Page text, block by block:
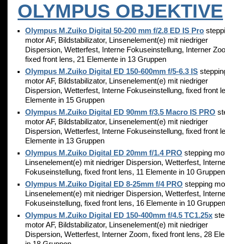
OLYMPUS OBJEKTIVE
Olympus M.Zuiko Digital 50-200 mm f/2.8 ED IS Pro
motor AF, Bildstabilizator, Linsenelement(e) mit niedriger
Dispersion, Wetterfest, Interne Fokuseinstellung, Interner
fixed front lens, 21 Elemente in 13 Gruppen
Olympus M.Zuiko Digital ED 150-600mm f/5-6.3 IS
motor AF, Bildstabilizator, Linsenelement(e) mit niedriger
Dispersion, Wetterfest, Interne Fokuseinstellung, fixed front
Elemente in 15 Gruppen
Olympus M.Zuiko Digital ED 90mm f/3.5 Macro IS PRO
motor AF, Bildstabilizator, Linsenelement(e) mit niedriger
Dispersion, Wetterfest, Interne Fokuseinstellung, fixed front
Elemente in 13 Gruppen
Olympus M.Zuiko Digital ED 20mm f/1.4 PRO stepping
Linsenelement(e) mit niedriger Dispersion, Wetterfest, Interne
Fokuseinstellung, fixed front lens, 11 Elemente in 10 Gruppen
Olympus M.Zuiko Digital ED 8-25mm f/4 PRO stepping
Linsenelement(e) mit niedriger Dispersion, Wetterfest, Interne
Fokuseinstellung, fixed front lens, 16 Elemente in 10 Gruppen
Olympus M.Zuiko Digital ED 150-400mm f/4.5 TC1.25x
motor AF, Bildstabilizator, Linsenelement(e) mit niedriger
Dispersion, Wetterfest, Interner Zoom, fixed front lens, 28